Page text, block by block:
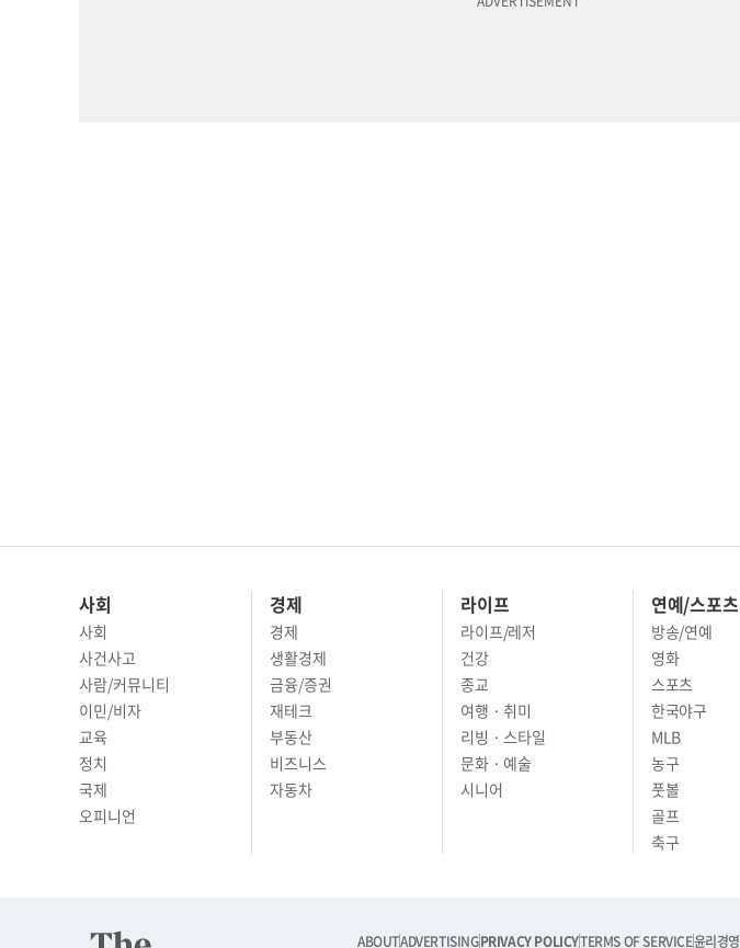
사회
사회
사건사고
사람/커뮤니티
이민/비자
교육
정치
국제
오피니언
경제
경제
생활경제
금융/증권
재테크
부동산
비즈니스
자동차
라이프
라이프/레저
건강
종교
여행 · 취미
리빙 · 스타일
문화 · 예술
시니어
연예/스포츠
방송/연예
영화
스포츠
한국야구
MLB
농구
풋볼
골프
축구
ABOUTADVERTISINGPRIVACY POLICYTERMS OF SERVICE윤리경영